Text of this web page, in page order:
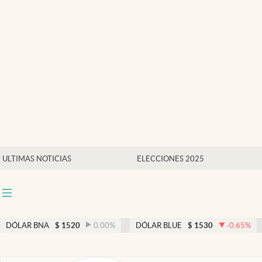
ULTIMAS NOTICIAS ELECCIONES 2025
Mercados Online
Otras secciones
DÓLAR BNA $ 1520 0.00% DÓLAR BLUE $ 1530 -0.65%